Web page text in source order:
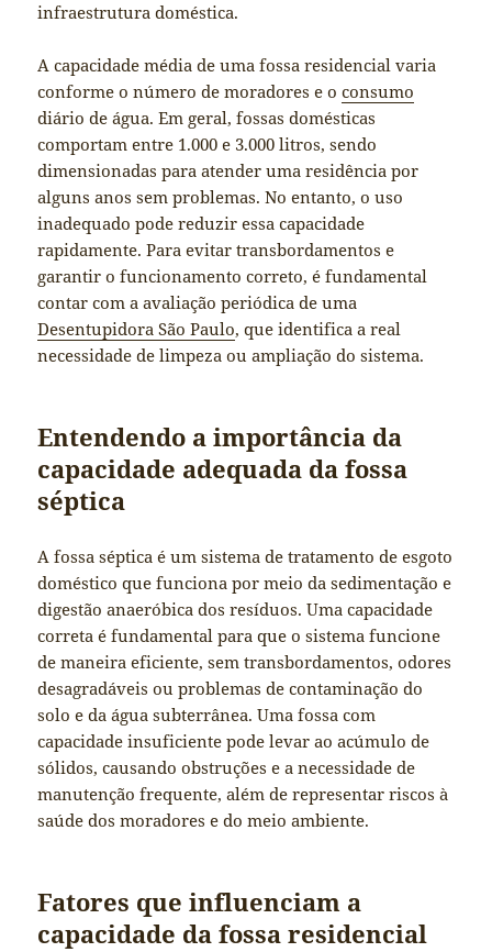
infraestrutura doméstica.
A capacidade média de uma fossa residencial varia
conforme o número de moradores e oconsumo
diário de água. Em geral, fossas domésticas
comportam entre 1.000 e 3.000 litros, sendo
dimensionadas para atender uma residência por
alguns anos sem problemas. No entanto, o uso
inadequado pode reduzir essa capacidade
rapidamente. Para evitar transbordamentos e
garantir o funcionamento correto, é fundamental
contar com a avaliação periódica de uma
Desentupidora São Paulo, que identifica a real
necessidade de limpeza ou ampliação do sistema.
Entendendo a importância da
capacidade adequada da fossa
séptica
A fossa séptica é um sistema de tratamento de esgoto
doméstico que funciona por meio da sedimentação e
digestão anaeróbica dos resíduos. Uma capacidade
correta é fundamental para que o sistema funcione
de maneira eficiente, sem transbordamentos, odores
desagradáveis ou problemas de contaminação do
solo e da água subterrânea. Uma fossa com
capacidade insuficiente pode levar ao acúmulo de
sólidos, causando obstruções e a necessidade de
manutenção frequente, além de representar riscos à
saúde dos moradores e do meio ambiente.
Fatores que influenciam a
capacidade da fossa residencial